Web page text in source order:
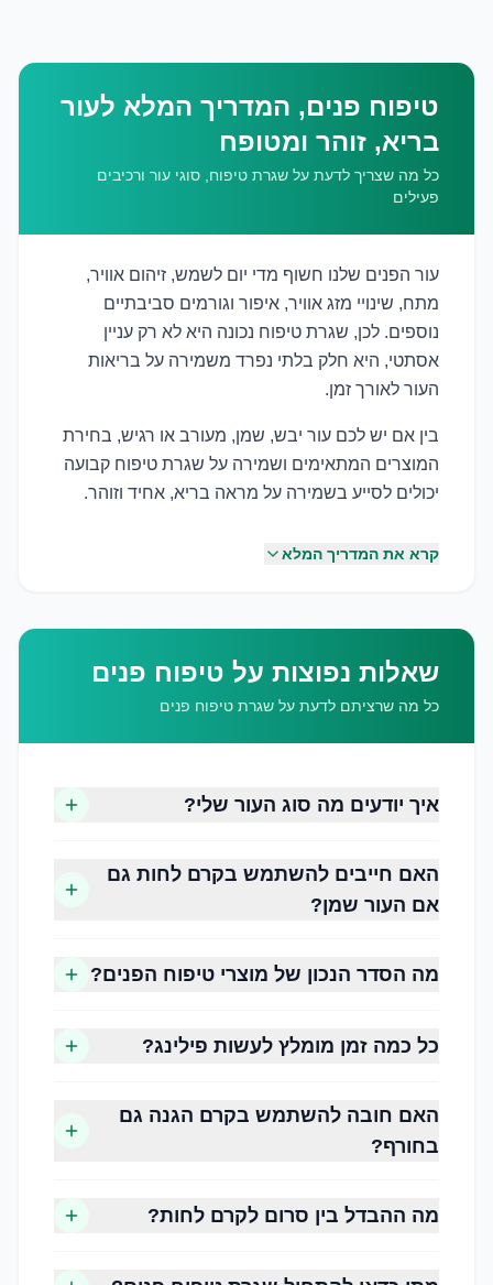
טיפוח פנים, המדריך המלא לעור
בריא, זוהר ומטופח
כל מה שצריך לדעת על שגרת טיפוח, סוגי עור ורכיבים
פעילים
עור הפנים שלנו חשוף מדי יום לשמש, זיהום אוויר,
מתח, שינויי מזג אוויר, איפור וגורמים סביבתיים
נוספים. לכן, שגרת טיפוח נכונה היא לא רק עניין
אסתטי, היא חלק בלתי נפרד משמירה על בריאות
העור לאורך זמן.
בין אם יש לכם עור יבש, שמן, מעורב או רגיש, בחירת
המוצרים המתאימים ושמירה על שגרת טיפוח קבועה
יכולים לסייע בשמירה על מראה בריא, אחיד וזוהר.
שיפור מרקם העור
ניקוי עודפי שומן ולכלוך
שמירה על מראה רענן וזוהר
הכנת העור לאיפור או לטיפולים קוסמטיים
עור יבש
עמום. זקוק ללחות עשירה ולהזנה.
קרא את המדריך המלא
שאלות נפוצות על טיפוח פנים
כל מה שרציתם לדעת על שגרת טיפוח פנים
איך יודעים מה סוג העור שלי?
האם חייבים להשתמש בקרם לחות גם
אם העור שמן?
מה הסדר הנכון של מוצרי טיפוח הפנים?
כל כמה זמן מומלץ לעשות פילינג?
האם חובה להשתמש בקרם הגנה גם
בחורף?
מה ההבדל בין סרום לקרם לחות?